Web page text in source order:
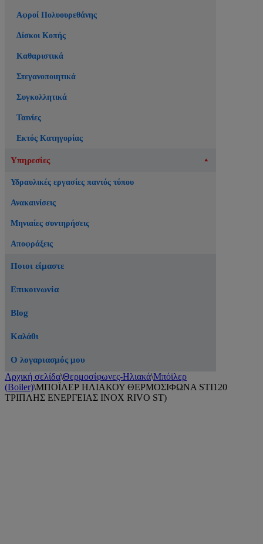
Αφροί Πολυουρεθάνης
Δίσκοι Κοπής
Καθαριστικά
Στεγανοποιητικά
Συγκολλητικά
Ταινίες
Εκτός Κατηγορίας
Υπηρεσίες
Υδραυλικές εργασίες παντός τύπου
Ανακαινίσεις
Μηνιαίες συντηρήσεις
Αποφράξεις
Ποιοι είμαστε
Επικοινωνία
Blog
Καλάθι
Ο λογαριασμός μου
Αρχική σελίδα\Θερμοσίφωνες-Ηλιακά\Μπόϊλερ
(Boiler)\ΜΠΟΪΛΕΡ ΗΛΙΑΚΟΥ ΘΕΡΜΟΣΙΦΩΝΑ STI120
ΤΡΙΠΛΗΣ ΕΝΕΡΓΕΙΑΣ INOX RIVO ST)